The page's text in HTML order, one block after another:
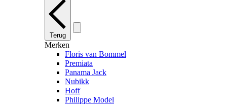
Terug
Merken
Floris van Bommel
Premiata
Panama Jack
Nubikk
Hoff
Philippe Model